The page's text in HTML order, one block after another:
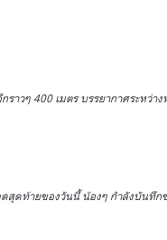
ราวๆ 400 เมตร บรรยากาศระหว่า
ดสุดท้ายของวันนี้ น้องๆ กำลังบันทึก